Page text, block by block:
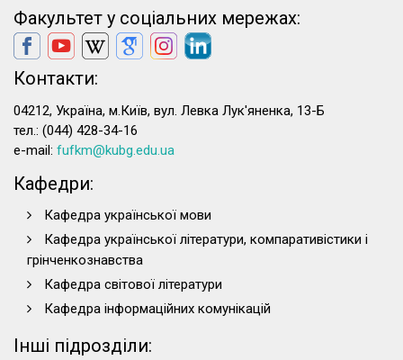
Факультет у соціальних мережах:
Контакти:
04212, Україна, м.Київ, вул. Левка Лук'яненка, 13-Б
тел.: (044) 428-34-16
e-mail: fufkm@kubg.edu.ua
Кафедри:
Кафедра української мови
Кафедра української літератури, компаративістики і
грінченкознавства
Кафедра світової літератури
Кафедра інформаційних комунікацій
Інші підрозділи: